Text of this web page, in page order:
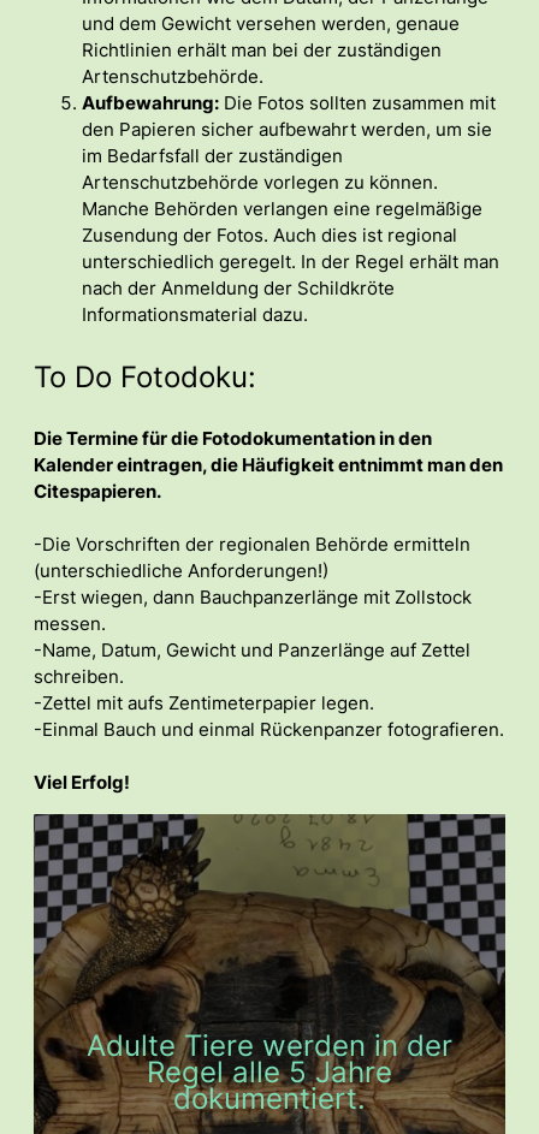
und dem Gewicht versehen werden, genaue
Richtlinien erhält man bei der zuständigen
Artenschutzbehörde.
Aufbewahrung: Die Fotos sollten zusammen mit
den Papieren sicher aufbewahrt werden, um sie
im Bedarfsfall der zuständigen
Artenschutzbehörde vorlegen zu können.
Manche Behörden verlangen eine regelmäßige
Zusendung der Fotos. Auch dies ist regional
unterschiedlich geregelt. In der Regel erhält man
nach der Anmeldung der Schildkröte
Informationsmaterial dazu.
To Do Fotodoku:
Die Termine für die Fotodokumentation in den
Kalender eintragen, die Häufigkeit entnimmt man den
Citespapieren.
-Die Vorschriften der regionalen Behörde ermitteln
(unterschiedliche Anforderungen!)
-Erst wiegen, dann Bauchpanzerlänge mit Zollstock
messen.
-Name, Datum, Gewicht und Panzerlänge auf Zettel
schreiben.
-Zettel mit aufs Zentimeterpapier legen.
-Einmal Bauch und einmal Rückenpanzer fotografieren.
Viel Erfolg!
Adulte Tiere werden in der
Regel alle 5 Jahre
dokumentiert.